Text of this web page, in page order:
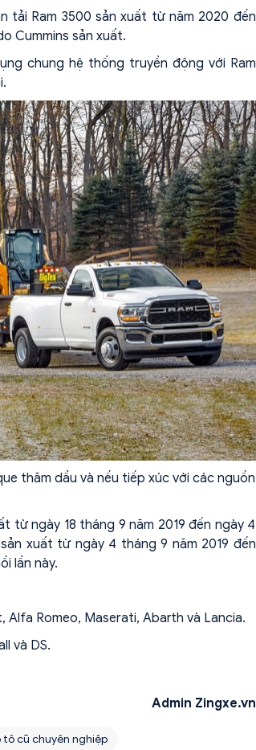
tải Ram 3500 sản xuất từ năm 2020 đến
Cummins sản xuất.
chung hệ thống truyền động với Ram
thăm dầu và nếu tiếp xúc với các nguồn
từ ngày 18 tháng 9 năm 2019 đến ngày 4
xuất từ ngày 4 tháng 9 năm 2019 đến
lần này.
Alfa Romeo, Maserati, Abarth và Lancia.
và DS.
Admin Zingxe.vn
tô cũ chuyên nghiệp